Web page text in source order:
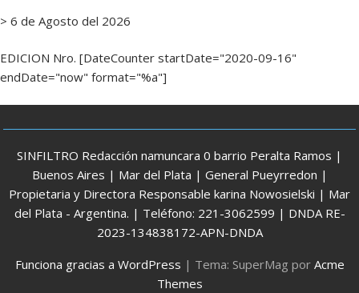
> 6 de Agosto del 2026
EDICION Nro. [DateCounter startDate="2020-09-16"
endDate="now" format="%a"]
SINFILTRO Redacción namuncara 0 barrio Peralta Ramos |
Buenos Aires | Mar del Plata | General Pueyrredon |
Propietaria y Directora Responsable karina Nowosielski | Mar
del Plata - Argentina. | Teléfono: 221-3062599 | DNDA RE-
2023-134838172-APN-DNDA
Funciona gracias a WordPress | Tema: SuperMag por Acme
Themes